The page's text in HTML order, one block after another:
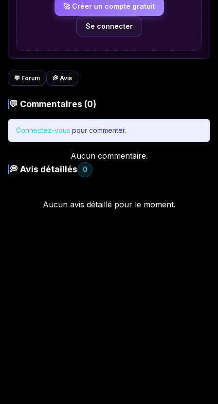
🚀 Créer un compte gratuit
Se connecter
💬 Forum 💭 Avis
💬 Commentaires (0)
Connectez-vous pour commenter.
Aucun commentaire.
💭 Avis détaillés 0
Aucun avis détaillé pour le moment.